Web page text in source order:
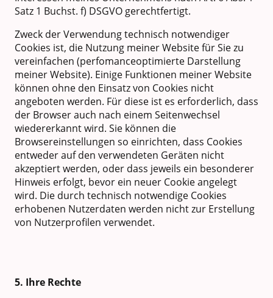
Satz 1 Buchst. f) DSGVO gerechtfertigt.
Zweck der Verwendung technisch notwendiger
Cookies ist, die Nutzung meiner Website für Sie zu
vereinfachen (perfomanceoptimierte Darstellung
meiner Website). Einige Funktionen meiner Website
können ohne den Einsatz von Cookies nicht
angeboten werden. Für diese ist es erforderlich, dass
der Browser auch nach einem Seitenwechsel
wiedererkannt wird. Sie können die
Browsereinstellungen so einrichten, dass Cookies
entweder auf den verwendeten Geräten nicht
akzeptiert werden, oder dass jeweils ein besonderer
Hinweis erfolgt, bevor ein neuer Cookie angelegt
wird. Die durch technisch notwendige Cookies
erhobenen Nutzerdaten werden nicht zur Erstellung
von Nutzerprofilen verwendet.
5. Ihre Rechte